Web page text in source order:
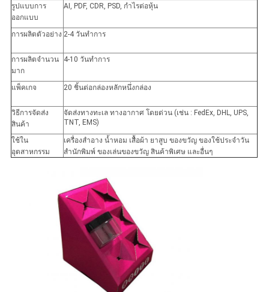
รูปแบบการ
ออกแบบ
AI, PDF, CDR, PSD, กำไรต่อหุ้น
การผลิตตัวอย่าง 2-4 วันทำการ
การผลิตจำนวน
มาก
4-10 วันทำการ
แพ็คเกจ 20 ชิ้นต่อกล่องหลักหนึ่งกล่อง
วิธีการจัดส่ง
สินค้า
จัดส่งทางทะเล ทางอากาศ โดยด่วน (เช่น : FedEx, DHL, UPS,
TNT, EMS)
ใช้ใน
อุตสาหกรรม
เครื่องสำอาง น้ำหอม เสื้อผ้า ยาสูบ ของขวัญ ของใช้ประจำวัน
สำนักพิมพ์ ของเล่นของขวัญ สินค้าพิเศษ และอื่นๆ